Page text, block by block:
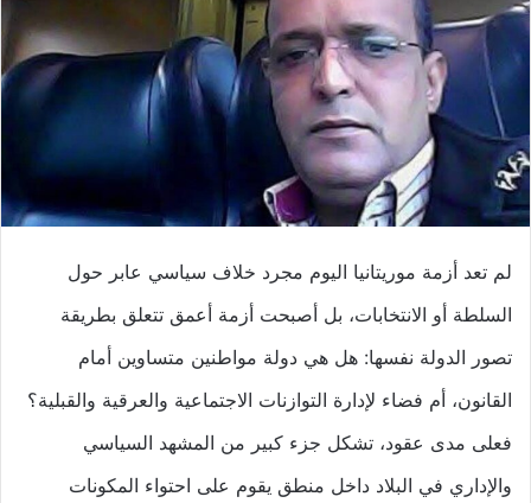
لم تعد أزمة موريتانيا اليوم مجرد خلاف سياسي عابر حول
السلطة أو الانتخابات، بل أصبحت أزمة أعمق تتعلق بطريقة
تصور الدولة نفسها: هل هي دولة مواطنين متساوين أمام
القانون، أم فضاء لإدارة التوازنات الاجتماعية والعرقية والقبلية؟
فعلى مدى عقود، تشكل جزء كبير من المشهد السياسي
والإداري في البلاد داخل منطق يقوم على احتواء المكونات